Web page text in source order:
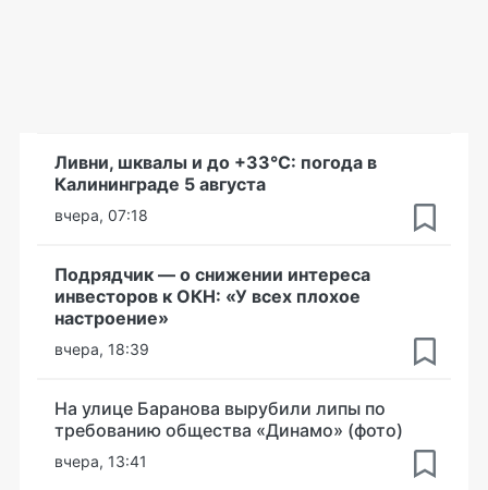
Ливни, шквалы и до +33°С: погода в
Калининграде 5 августа
вчера, 07:18
Подрядчик — о снижении интереса
инвесторов к ОКН: «У всех плохое
настроение»
вчера, 18:39
На улице Баранова вырубили липы по
требованию общества «Динамо» (фото)
вчера, 13:41